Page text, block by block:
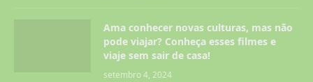
Ama conhecer novas culturas, mas não
pode viajar? Conheça esses filmes e
viaje sem sair de casa!
setembro 4, 2024